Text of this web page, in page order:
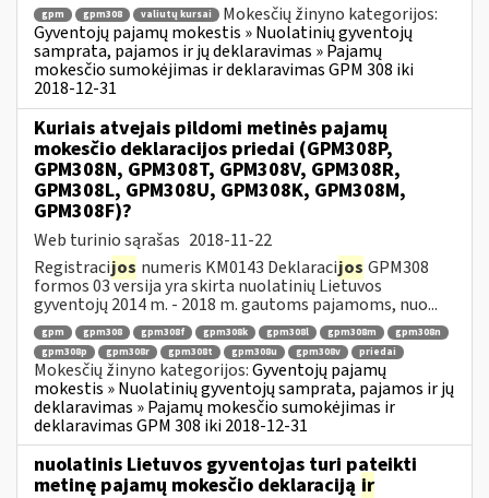
gpm gpm308 valiutų kursai
Mokesčių žinyno kategorijos:
Gyventojų pajamų mokestis » Nuolatinių gyventojų
samprata, pajamos ir jų deklaravimas » Pajamų
mokesčio sumokėjimas ir deklaravimas GPM 308 iki
2018-12-31
Kuriais atvejais pildomi metinės pajamų
mokesčio deklaracijos priedai (GPM308P,
GPM308N, GPM308T, GPM308V, GPM308R,
GPM308L, GPM308U, GPM308K, GPM308M,
GPM308F)?
Web turinio sąrašas 2018-11-22
Registracijos numeris KM0143 Deklaracijos GPM308
formos 03 versija yra skirta nuolatinių Lietuvos
gyventojų 2014 m. - 2018 m. gautoms pajamoms, nuo...
gpm gpm308 gpm308f gpm308k gpm308l gpm308m
gpm308n
gpm308p
gpm308r gpm308t gpm308u gpm308v priedai
Mokesčių žinyno kategorijos:Gyventojų pajamų
mokestis » Nuolatinių gyventojų samprata, pajamos ir jų
deklaravimas » Pajamų mokesčio sumokėjimas ir
deklaravimas GPM 308 iki 2018-12-31
nuolatinis Lietuvos gyventojas turi pateikti
metinę pajamų mokesčio deklaraciją ir